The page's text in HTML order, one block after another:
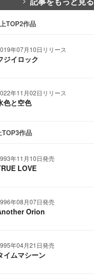
TOP2作品
年07月10日リリース
ジイロック
年11月02日リリース
色と空色
TOP3作品
年11月10日発売
LOVE
年08月07日発売
Orion
年04月21日発売
イムマシーン